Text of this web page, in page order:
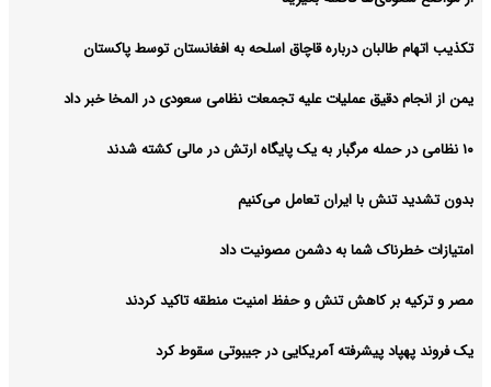
تکذیب اتهام طالبان درباره قاچاق اسلحه به افغانستان توسط پاکستان
یمن از انجام دقیق عملیات علیه تجمعات نظامی سعودی در المخا خبر داد
۱۰ نظامی در حمله مرگبار به یک پایگاه ارتش در مالی کشته شدند
بدون تشدید تنش با ایران تعامل می‌کنیم
امتیازات خطرناک شما به دشمن مصونیت داد
مصر و ترکیه بر کاهش تنش و حفظ امنیت منطقه‌ تاکید کردند
یک فروند پهپاد پیشرفته آمریکایی در جیبوتی سقوط کرد